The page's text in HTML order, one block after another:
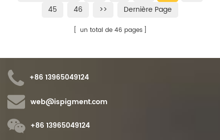
45
46 >> Dernière Page
un total de 46 pages
+86 13965049124
web@ispigment.com
+86 13965049124